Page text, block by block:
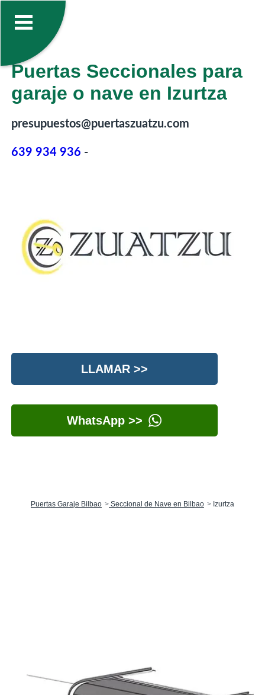
Puertas Seccionales para
garaje o nave en Izurtza
presupuestos@puertaszuatzu.com
639 934 936 -
LLAMAR >>
WhatsApp >>
Puertas Garaje Bilbao Seccional de Nave en Bilbao Izurtza